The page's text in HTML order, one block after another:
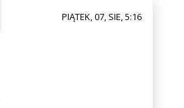
PIĄTEK, 07, SIE, 5:16